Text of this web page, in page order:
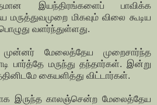
இயந்திரங்களைப் பாவிக்க
மிகவும் விலை கூடிய
வளர்ந்துள்ளது.
முன்னர் மேலைத்தேய முறைசார்ந்த
பார்த்தே மருந்து தந்தார்கள். இன்று
கையளித்து விட்டார்கள்.
இருந்த காலஞ்சென்ற மேலைத்தேய